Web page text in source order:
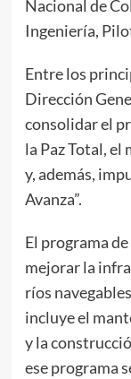
Nacional de
Ingeniería,
Entre los
Dirección
consolidar el
la Paz Total, el
y, además,
Avanza”.
El programa
mejorar la
ríos
incluye el
y la
ese programa